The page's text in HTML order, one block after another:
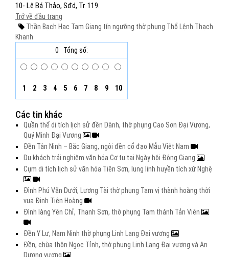
10- Lê Bá Thảo, Sđd, Tr. 119.
Trở về đầu trang
Thần Bạch Hạc Tam Giang tín ngưỡng thờ phụng Thổ Lệnh Thạch
Khanh
0
Tổng số:
1 2 3 4 5 6 7 8 9 10
Các tin khác
Quần thể di tích lịch sử đền Dành, thờ phụng Cao Sơn Đại Vương,
Quý Minh Đại Vương
Đền Tân Ninh – Bắc Giang, ngôi đền cổ đạo Mẫu Việt Nam
Du khách trải nghiệm văn hóa Cơ tu tại Ngày hội Đông Giang
Cụm di tích lịch sử văn hóa Tiên Sơn, lung linh huyền tích xứ Nghệ
Đình Phú Văn Dưới, Lương Tài thờ phụng Tam vị thành hoàng thời
vua Đinh Tiên Hoàng
Đình làng Yên Chỉ, Thanh Sơn, thờ phụng Tam thánh Tản Viên
Đền Y Lư, Nam Ninh thờ phụng Linh Lang Đại vương
Đền, chùa thôn Ngọc Tỉnh, thờ phụng Linh Lang Đại vương và An
Dương vương